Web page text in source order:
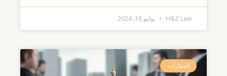
H&Z Law يوليو 18, 2024
العقارات